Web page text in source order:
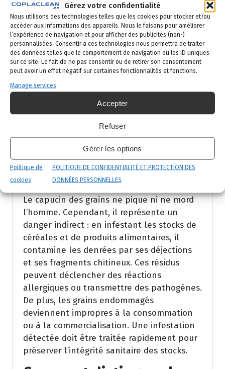
Gérez votre confidentialité
Nous utilisons des technologies telles que les cookies pour stocker et/ou
accéder aux informations des appareils. Nous le faisons pour améliorer
l’expérience de navigation et pour afficher des publicités (non-)
personnalisées. Consentir à ces technologies nous permettra de traiter
des données telles que le comportement de navigation ou les ID uniques
sur ce site. Le fait de ne pas consentir ou de retirer son consentement
peut avoir un effet négatif sur certaines fonctionnalités et fonctions.
Manage services
Accepter
Refuser
Gérer les options
Politique de
cookies
POLITIQUE DE CONFIDENTIALITÉ ET PROTECTION DES
DONNÉES PERSONNELLES
Recevoir mon devis gratuit
Alternative:
Capucin insecte –
questions fréquentes
Le capucin des grains
(Rhyzopertha dominica)
est-il dangereux pour
l’homme ?
Le capucin des grains ne pique ni ne mord
l’homme. Cependant, il représente un
danger indirect : en infestant les stocks de
céréales et de produits alimentaires, il
contamine les denrées par ses déjections
et ses fragments chitineux. Ces résidus
peuvent déclencher des réactions
allergiques ou transmettre des pathogènes.
De plus, les grains endommagés
deviennent impropres à la consommation
ou à la commercialisation. Une infestation
détectée doit être traitée rapidement pour
préserver l’intégrité sanitaire des stocks.